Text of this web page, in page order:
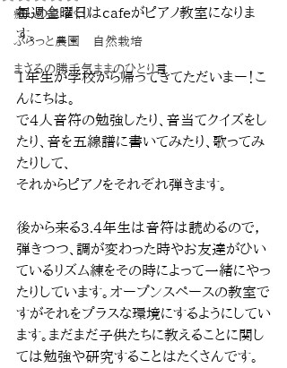
癒しの里づくり
ぷらっと農園 自然栽培
まさるの勝手気ままのひとり言
毎週金曜日はcafeがピアノ教室になりま
す。
1年生が学校から帰ってきてただいまー！こ
んにちは。
で4人音符の勉強したり、音当てクイズをし
たり、音を五線譜に書いてみたり、歌ってみ
たりして、
それからピアノをそれぞれ弾きます。
後から来る3.4年生は音符は読めるので，
弾きつつ、調が変わった時やお友達がひい
ているリズム練をその時によって一緒にやっ
たりしています。オープンスペースの教室で
すがそれをプラスな環境にするようにしてい
ます。まだまだ子供たちに教えることに関し
ては勉強や研究することはたくさんです。